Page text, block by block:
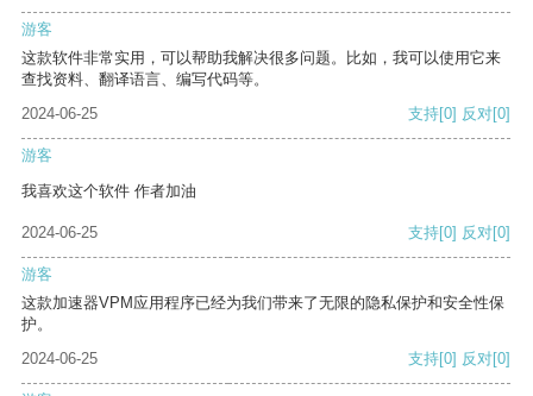
游客
这款软件非常实用，可以帮助我解决很多问题。比如，我可以使用它来
查找资料、翻译语言、编写代码等。
2024-06-25
支持[0] 反对[0]
游客
我喜欢这个软件 作者加油
2024-06-25 支持[0] 反对[0]
游客
这款加速器VPM应用程序已经为我们带来了无限的隐私保护和安全性保
护。
2024-06-25
支持[0] 反对[0]